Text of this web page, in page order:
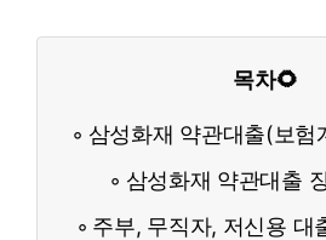
목차🌻
삼성화재 약관대출(보험
삼성화재 약관대출
주부, 무직자, 저신용 대